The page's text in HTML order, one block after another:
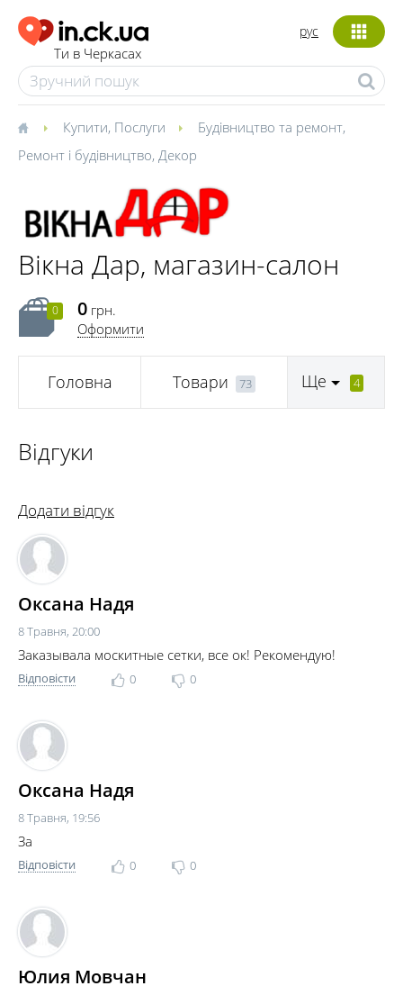
Ти в Черкасах
рус
Купити, Послуги Будівництво та ремонт,
Ремонт і будівництво, Декор
Вікна Дар, магазин-салон
0 0 грн.
Оформити
Головна Товари 73 Ще 4
Відгуки
Додати відгук
Оксана Надя
8 Травня, 20:00
Заказывала москитные сетки, все ок! Рекомендую!
Відповісти 0 0
Оксана Надя
8 Травня, 19:56
За
Відповісти 0 0
Юлия Мовчан